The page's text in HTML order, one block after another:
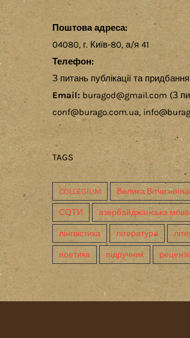
Поштова адреса:
04080, г. Київ-80, а/я 41
Телефон:
З питань публікації та
Email: buragod@gmail.com (З
conf@burago.com.ua,
TAGS
COLLEGIUM Велика Вітчизняна
СОТИ азербайджанська мова
лінгвістика література
поетика підручник